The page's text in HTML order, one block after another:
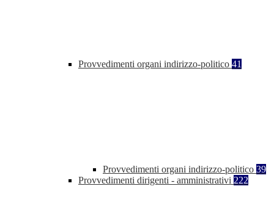
Provvedimenti organi indirizzo-politico 41
Provvedimenti organi indirizzo-politico 39
Provvedimenti dirigenti - amministrativi 222